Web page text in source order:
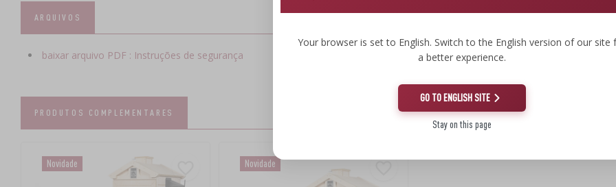
ARQUIVOS
baixar arquivo PDF : Instruções de segurança
PRODUTOS COMPLEMENTARES
Novidade Novidade
Your browser is set to English. Switch to the English version of our site
a better experience.
GO TO ENGLISH SITE
Stay on this page